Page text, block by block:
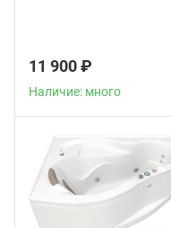
11 900 ₽
Наличие: много